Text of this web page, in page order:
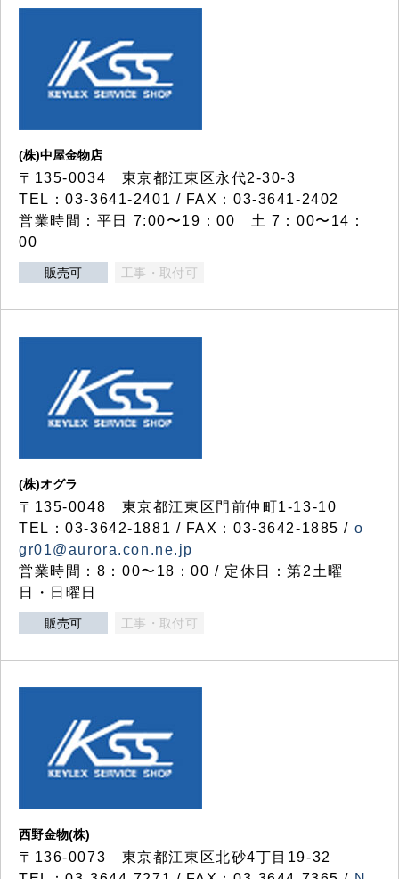
(株)中屋金物店
〒135-0034 東京都江東区永代2-30-3
TEL：03-3641-2401 / FAX：03-3641-2402
営業時間：平日 7:00〜19：00 土 7：00〜14：
00
販売可 工事・取付可
(株)オグラ
〒135-0048 東京都江東区門前仲町1-13-10
TEL：03-3642-1881 / FAX：03-3642-1885 / o
gr01@aurora.con.ne.jp
営業時間：8：00〜18：00 / 定休日：第2土曜
日・日曜日
販売可 工事・取付可
西野金物(株)
〒136-0073 東京都江東区北砂4丁目19-32